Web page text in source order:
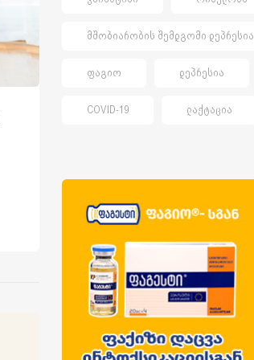
ᲛᲨᲝᲑᲘᲐᲠᲝᲑᲘᲡ ᲨᲔᲛᲓᲒᲝᲛᲘ ᲓᲔᲞᲠᲔᲡᲘᲐ
ᲤᲐᲒᲘᲝ ᲓᲔᲞᲠᲔᲡᲘᲐ
COVID-19 ᲚᲐᲥᲢᲐᲪᲘᲐ